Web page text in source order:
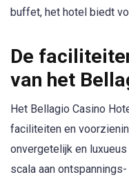
buffet, het hotel biedt
De
van het
Het Bellagio Casino
faciliteiten en
onvergetelijk en
scala aan